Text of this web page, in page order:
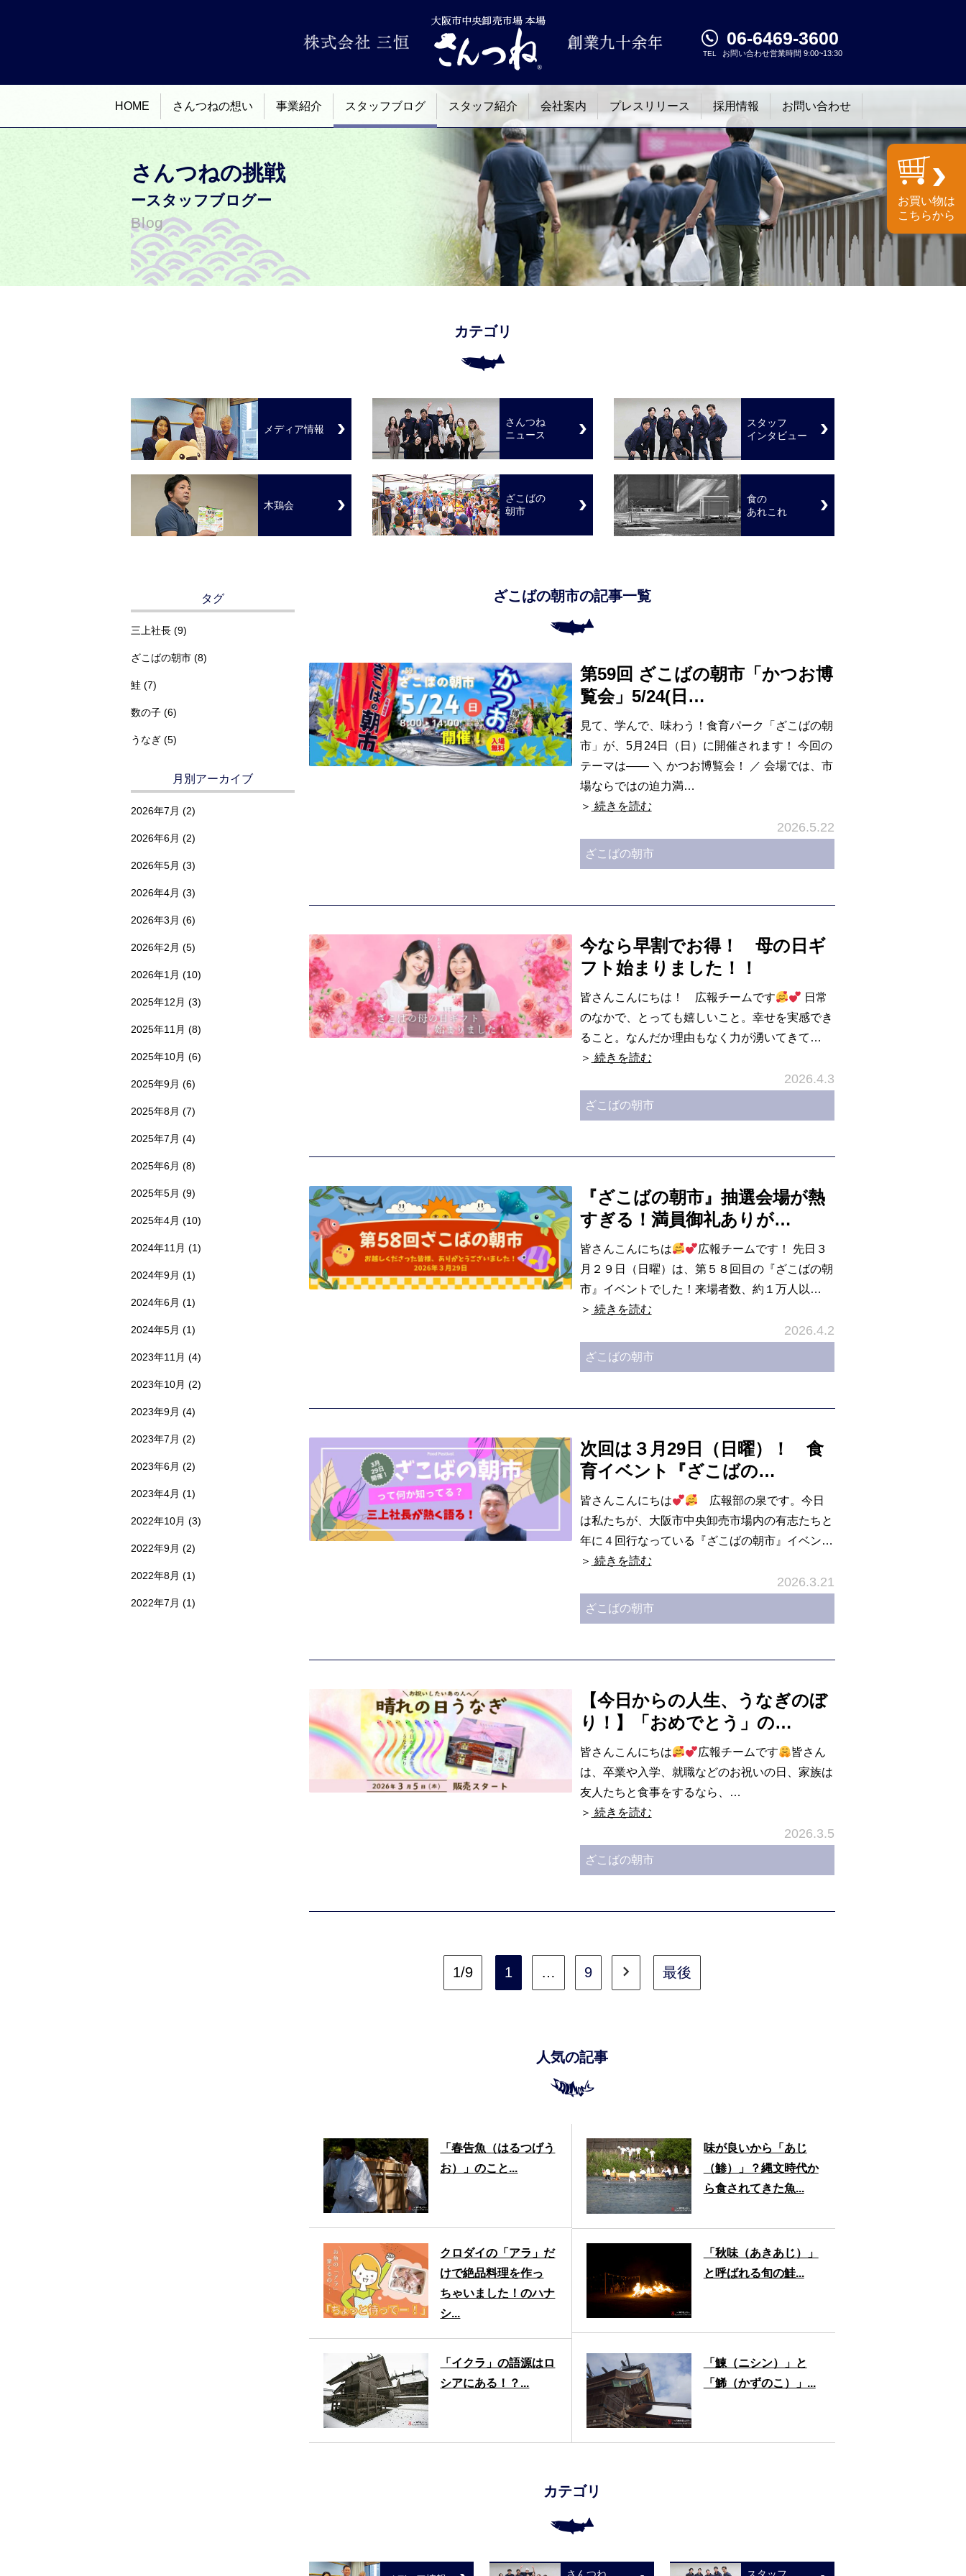
TEL
06-6469-3600
お問い合わせ営業時間 9:00~13:30
HOME さんつねの想い 事業紹介 スタッフブログ スタッフ紹介 会社案内 プレスリリース 採用情報 お問い合わせ
さんつねの挑戦
ースタッフブログー
Blog
カテゴリ
メディア情報
さんつね
ニュース
スタッフ
インタビュー
木鶏会
ざこばの
朝市
食の
あれこれ
ざこばの朝市の記事一覧
第59回 ざこばの朝市「かつお博
覧会」5/24(日…
見て、学んで、味わう！食育パーク「ざこばの朝
市」が、5月24日（日）に開催されます！ 今回の
テーマは―― ＼ かつお博覧会！ ／ 会場では、市
場ならではの迫力満…
＞ 続きを読む
2026.5.22
ざこばの朝市
今なら早割でお得！ 母の日ギ
フト始まりました！！
皆さんこんにちは！ 広報チームです
日常
のなかで、とっても嬉しいこと。幸せを実感でき
ること。なんだか理由もなく力が湧いてきて…
＞ 続きを読む
2026.4.3
ざこばの朝市
『ざこばの朝市』抽選会場が熱
すぎる！満員御礼ありが…
皆さんこんにちは
広報チームです！ 先日３
月２９日（日曜）は、第５８回目の『ざこばの朝
市』イベントでした！来場者数、約１万人以…
＞ 続きを読む
2026.4.2
ざこばの朝市
次回は３月29日（日曜）！ 食
育イベント『ざこばの…
皆さんこんにちは
広報部の泉です。今日
は私たちが、大阪市中央卸売市場内の有志たちと
年に４回行なっている『ざこばの朝市』イベン…
＞ 続きを読む
2026.3.21
ざこばの朝市
【今日からの人生、うなぎのぼ
り！】「おめでとう」の…
皆さんこんにちは 広報チームです
皆さん
は、卒業や入学、就職などのお祝いの日、家族は
友人たちと食事をするなら、…
＞ 続きを読む
2026.3.5
ざこばの朝市
1/9 1 … 9 最後
人気の記事
「春告魚（はるつげう
お）」のこと...
味が良いから「あじ
（鯵）」？縄文時代か
ら食されてきた魚...
クロダイの「アラ」だ
けで絶品料理を作っ
ちゃいました！のハナ
シ...
「秋味（あきあじ）」
と呼ばれる旬の鮭...
「イクラ」の語源はロ
シアにある！？...
「鰊（ニシン）」と
「鯑（かずのこ）」...
カテゴリ
タグ
三上社長 (9)
ざこばの朝市 (8)
鮭 (7)
数の子 (6)
うなぎ (5)
月別アーカイブ
2026年7月 (2)
2026年6月 (2)
2026年5月 (3)
2026年4月 (3)
2026年3月 (6)
2026年2月 (5)
2026年1月 (10)
2025年12月 (3)
2025年11月 (8)
2025年10月 (6)
2025年9月 (6)
2025年8月 (7)
2025年7月 (4)
2025年6月 (8)
2025年5月 (9)
2025年4月 (10)
2024年11月 (1)
2024年9月 (1)
2024年6月 (1)
2024年5月 (1)
2023年11月 (4)
2023年10月 (2)
2023年9月 (4)
2023年7月 (2)
2023年6月 (2)
2023年4月 (1)
2022年10月 (3)
2022年9月 (2)
2022年8月 (1)
2022年7月 (1)
お買い物は
こちらから